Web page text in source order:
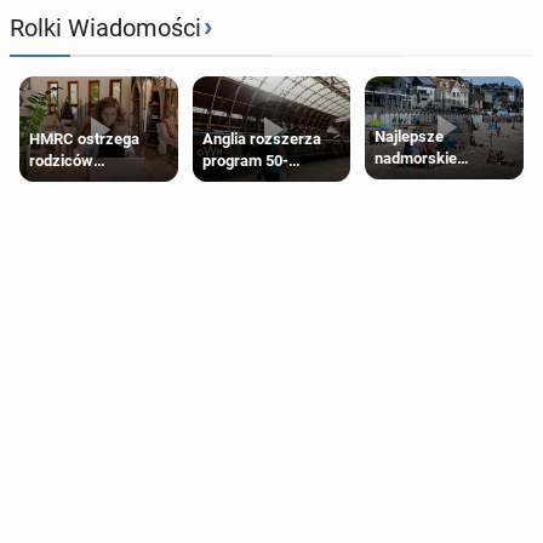
Rolki Wiadomości›
HMRC ostrzega
rodziców
pobierających Child
Anglia rozszerza
program 50-
procentowych
Najlepsze
nadmorskie
miasteczko blisko